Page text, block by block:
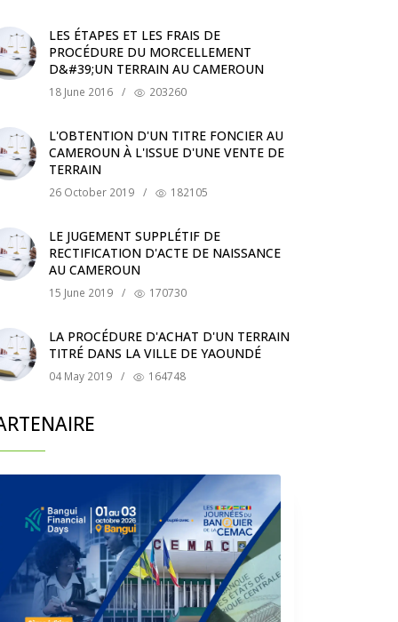
LES ÉTAPES ET LES FRAIS DE
PROCÉDURE DU MORCELLEMENT
D&#39;UN TERRAIN AU CAMEROUN
18 June 2016 / 203260
L'OBTENTION D'UN TITRE FONCIER AU
CAMEROUN À L'ISSUE D'UNE VENTE DE
TERRAIN
26 October 2019 / 182105
LE JUGEMENT SUPPLÉTIF DE
RECTIFICATION D'ACTE DE NAISSANCE
AU CAMEROUN
15 June 2019 / 170730
LA PROCÉDURE D'ACHAT D'UN TERRAIN
TITRÉ DANS LA VILLE DE YAOUNDÉ
04 May 2019 / 164748